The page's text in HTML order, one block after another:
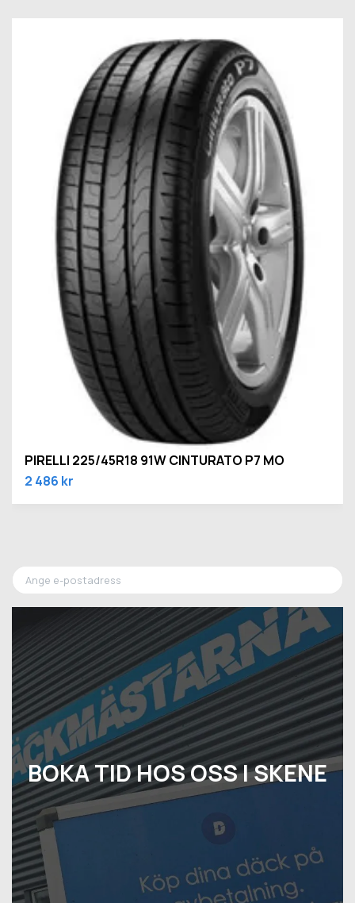
BOKA TID HOS OSS I SKENE
PIRELLI 225/45R18 91W CINTURATO P7 MO
2 486 kr